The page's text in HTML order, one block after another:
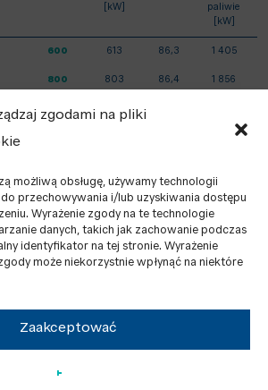
zgodami na pliki
możliwą obsługę, używamy technologii
przechowywania i/lub uzyskiwania dostępu
Wyrażenie zgody na te technologie
danych, takich jak zachowanie podczas
identyfikator na tej stronie. Wyrażenie
może niekorzystnie wpłynąć na niektóre
Zaakceptować
[kW]
paliwie
[kW]
600 613 86,3 1 405
800 803 86,4 1 856
2 793
1 840 1 840 87,2 4 223
2 300 2 289 5 271
w tabeli mają charakter wyłącznie
informacyjny.
techniczne dostępne są w